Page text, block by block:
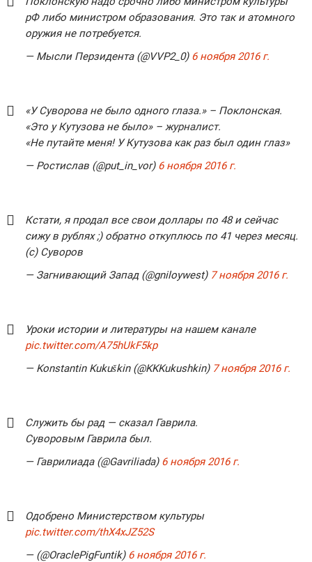
рФ либо министром образования. Это так и атомного
оружия не потребуется.
— Мысли Перзидента (@VVP2_0) 6 ноября 2016 г.
«У Суворова не было одного глаза.» – Поклонская.
«Это у Кутузова не было» – журналист.
«Не путайте меня! У Кутузова как раз был один глаз»
— Ростислав (@put_in_vor) 6 ноября 2016 г.
Кстати, я продал все свои доллары по 48 и сейчас
сижу в рублях ;) обратно откуплюсь по 41 через месяц.
(с) Суворов
— Загнивающий Запад (@gniloywest) 7 ноября 2016 г.
Уроки истории и литературы на нашем канале
pic.twitter.com/A75hUkF5kp
— Konstantin Kukuškin (@KKKukushkin) 7 ноября 2016 г.
Служить бы рад — сказал Гаврила.
Суворовым Гаврила был.
— Гаврилиада (@Gavriliada) 6 ноября 2016 г.
Одобрено Министерством культуры
pic.twitter.com/thX4xJZ52S
— (@OraclePigFuntik) 6 ноября 2016 г.